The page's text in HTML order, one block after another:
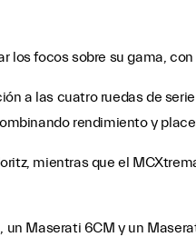
los focos sobre su gama,
a las cuatro ruedas de
rendimiento y
mientras que el
Maserati 6CM y un